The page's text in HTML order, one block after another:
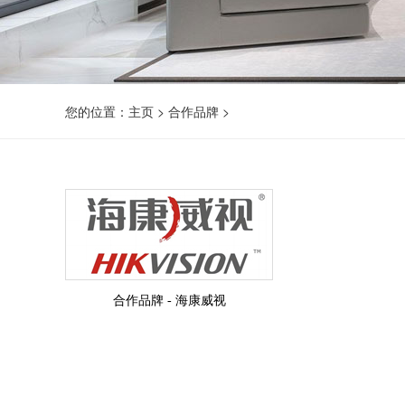
您的位置： 主页 > 合作品牌 >
合作品牌 - 海康威视